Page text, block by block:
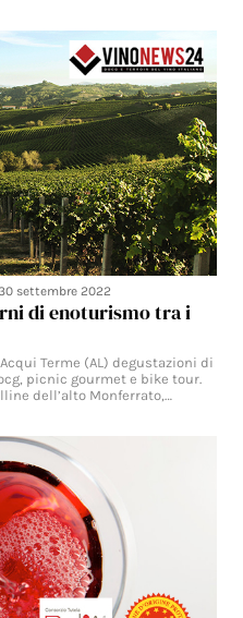
settembre 2022
di enoturismo tra i
Terme (AL) degustazioni di
picnic gourmet e bike tour.
dell’alto Monferrato,…